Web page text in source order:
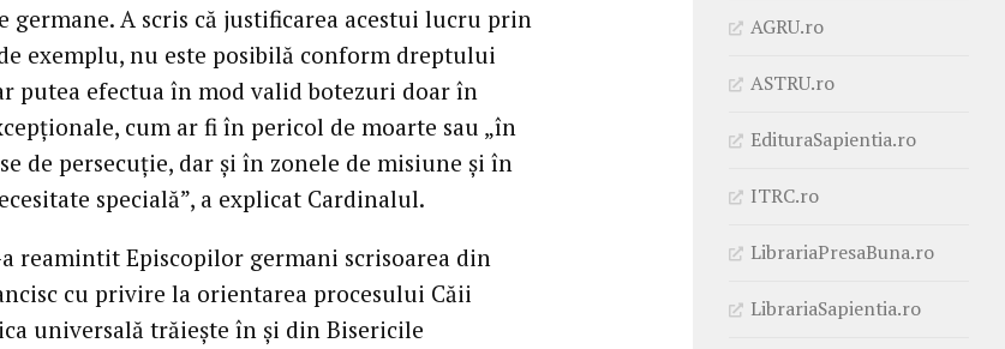
germane. A scris că justificarea acestui lucru prin
exemplu, nu este posibilă conform dreptului
putea efectua în mod valid botezuri doar în
cum ar fi în pericol de moarte sau „în
de persecuție, dar și în zonele de misiune și în
specială”, a explicat Cardinalul.
reamintit Episcopilor germani scrisoarea din
cu privire la orientarea procesului Căii
universală trăiește în și din Bisericile
AGRU.ro
ASTRU.ro
EdituraSapientia.ro
ITRC.ro
LibrariaPresaBuna.ro
LibrariaSapientia.ro